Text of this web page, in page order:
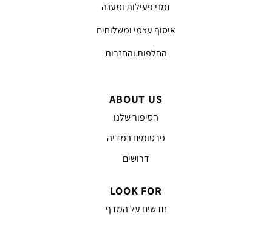
זמני פעילות ומענה
איסוף עצמי ומשלוחים
החלפות והחזרות
ABOUT US
הסיפור שלנו
פרסומים במדיה
דרושים
LOOK FOR
חדשים על המדף